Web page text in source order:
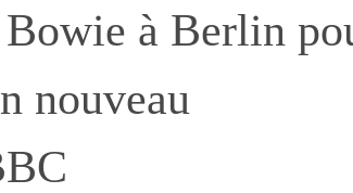
Bowie à Berlin
nouveau